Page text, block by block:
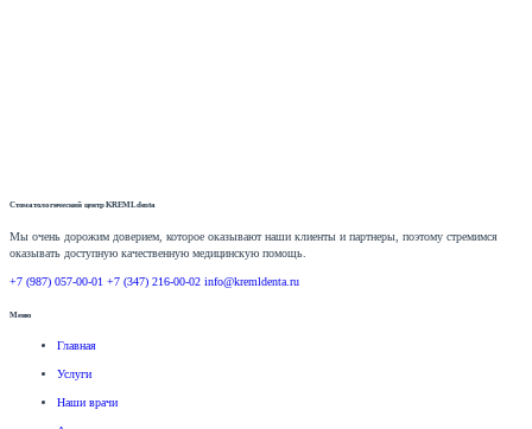
Стоматологический центр KREMLdenta
Мы очень дорожим доверием, которое оказывают наши клиенты и партнеры, поэтому стремимся
оказывать доступную качественную медицинскую помощь.
+7 (987) 057-00-01 +7 (347) 216-00-02 info@kremldenta.ru
Меню
Главная
Услуги
Наши врачи